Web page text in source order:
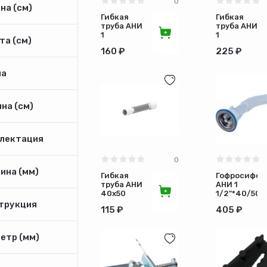
(см)
(см)
(см)
(мм)
(мм)
Гибкая
труба АНИ
1
160 ₽
Гибкая
труба АНИ
1
удлинённая
225 ₽
0
Гибкая
труба АНИ
40х50
115 ₽
Гофросифон
АНИ 1
1/2"*40/50
405 ₽